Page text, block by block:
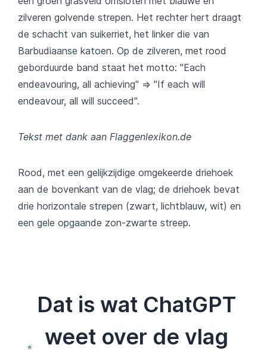
zilveren golvende strepen. Het rechter hert draagt
de schacht van suikerriet, het linker die van
Barbudiaanse katoen. Op de zilveren, met rood
geborduurde band staat het motto: "Each
endeavouring, all achieving" => "If each will
endeavour, all will succeed".
Tekst met dank aan Flaggenlexikon.de
Rood, met een gelijkzijdige omgekeerde driehoek
aan de bovenkant van de vlag; de driehoek bevat
drie horizontale strepen (zwart, lichtblauw, wit) en
een gele opgaande zon-zwarte streep.
Dat is wat ChatGPT
weet over de vlag